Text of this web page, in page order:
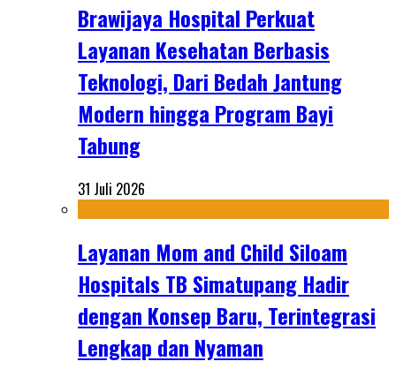
Brawijaya Hospital Perkuat
Layanan Kesehatan Berbasis
Teknologi, Dari Bedah Jantung
Modern hingga Program Bayi
Tabung
31 Juli 2026
Layanan Mom and Child Siloam
Hospitals TB Simatupang Hadir
dengan Konsep Baru, Terintegrasi
Lengkap dan Nyaman